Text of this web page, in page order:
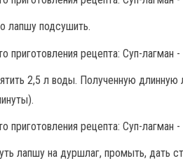
лапшу подсушить.
2,5 л воды. Полученную длинную
лапшу на дуршлаг, промыть, дать